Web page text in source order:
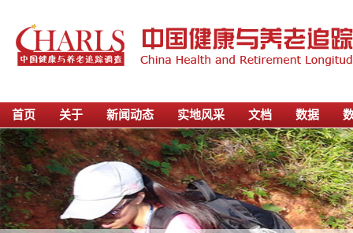
首页 关于 新闻动态 实地风采 文档 数据